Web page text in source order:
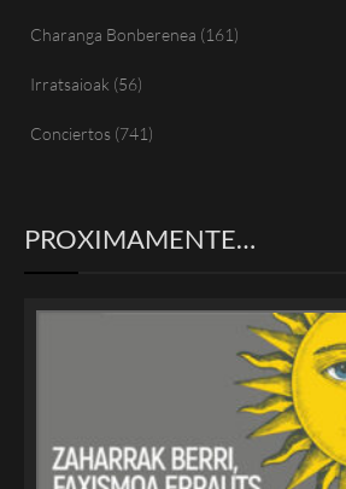
Charanga Bonberenea (161)
Irratsaioak (56)
Conciertos (741)
PROXIMAMENTE…